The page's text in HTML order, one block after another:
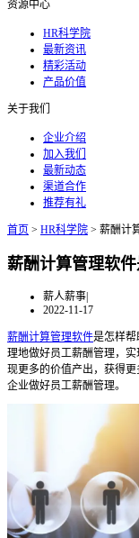
资源中心
HR科学院
最新资讯
精彩活动
产品价值
关于我们
企业介绍
加入我们
最新动态
渠道合作
推荐有礼
首页 > HR科学院 > 薪酬计
薪酬计算管理软
薪人薪事|
2022-11-17
薪酬计算管理软件是怎样帮
理地做好员工薪酬管理，
现更多的价值产出，获得
企业做好员工薪酬管理。